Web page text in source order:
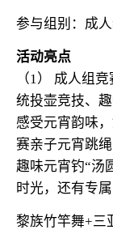
参与组别：成
活动亮点
（1） 成人组竞
统投壶竞技、
感受元宵韵味
赛亲子元宵跳
趣味元宵钓“汤
时光，还有专
黎族竹竿舞+三